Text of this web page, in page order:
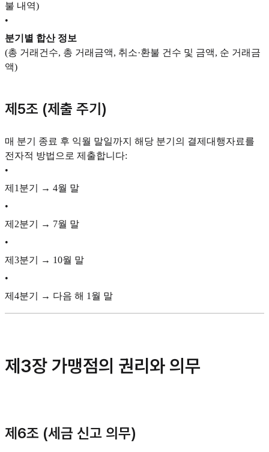
불 내역)
•
분기별 합산 정보
(총 거래건수, 총 거래금액, 취소·환불 건수 및 금액, 순 거래금
액)
제5조 (제출 주기)
매 분기 종료 후 익월 말일까지 해당 분기의 결제대행자료를
전자적 방법으로 제출합니다:
•
제1분기 → 4월 말
•
제2분기 → 7월 말
•
제3분기 → 10월 말
•
제4분기 → 다음 해 1월 말
제3장 가맹점의 권리와 의무
제6조 (세금 신고 의무)